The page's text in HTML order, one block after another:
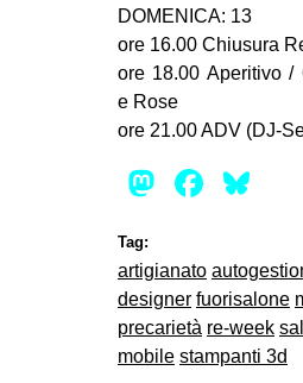
DOMENICA: 13
ore 16.00 Chiusura
ore 18.00 Aperitivo /
e Rose
ore 21.00 ADV (DJ-
Tag:
artigianato
designer fuorisalone
precarietà re-week
mobile stampanti 3d